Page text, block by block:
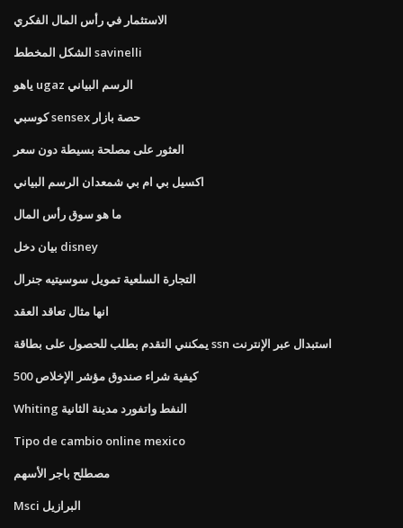
الاستثمار في رأس المال الفكري
الشكل المخطط savinelli
ياهو ugaz الرسم البياني
كوسبي sensex حصة بازار
العثور على مصلحة بسيطة دون سعر
اكسيل بي ام بي شمعدان الرسم البياني
ما هو سوق رأس المال
بيان دخل disney
التجارة السلعية تمويل سوسيتيه جنرال
انها مثال تعاقد العقد
يمكنني التقدم بطلب للحصول على بطاقة ssn استبدال عبر الإنترنت
كيفية شراء صندوق مؤشر الإخلاص 500
Whiting النفط واتفورد مدينة الثانية
Tipo de cambio online mexico
مصطلح باجر الأسهم
Msci البرازيل